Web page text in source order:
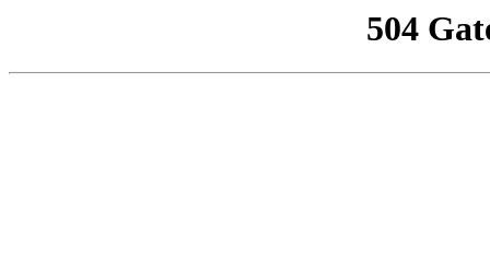
504